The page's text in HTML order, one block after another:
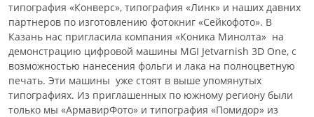
типография «Конверс», типография «Линк» и наших давних
партнеров по изготовлению фотокниг «Сейкофото». В
Казань нас пригласила компания «Коника Минолта» на
демонстрацию цифровой машины MGI Jetvarnish 3D One, c
возможностью нанесения фольги и лака на полноцветную
печать. Эти машины уже стоят в выше упомянутых
типографиях. Из приглашенных по южному региону были
только мы «АрмавирФото» и типография «Помидор» из